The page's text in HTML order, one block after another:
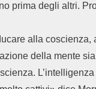
prima degli altri.
alla
della mente